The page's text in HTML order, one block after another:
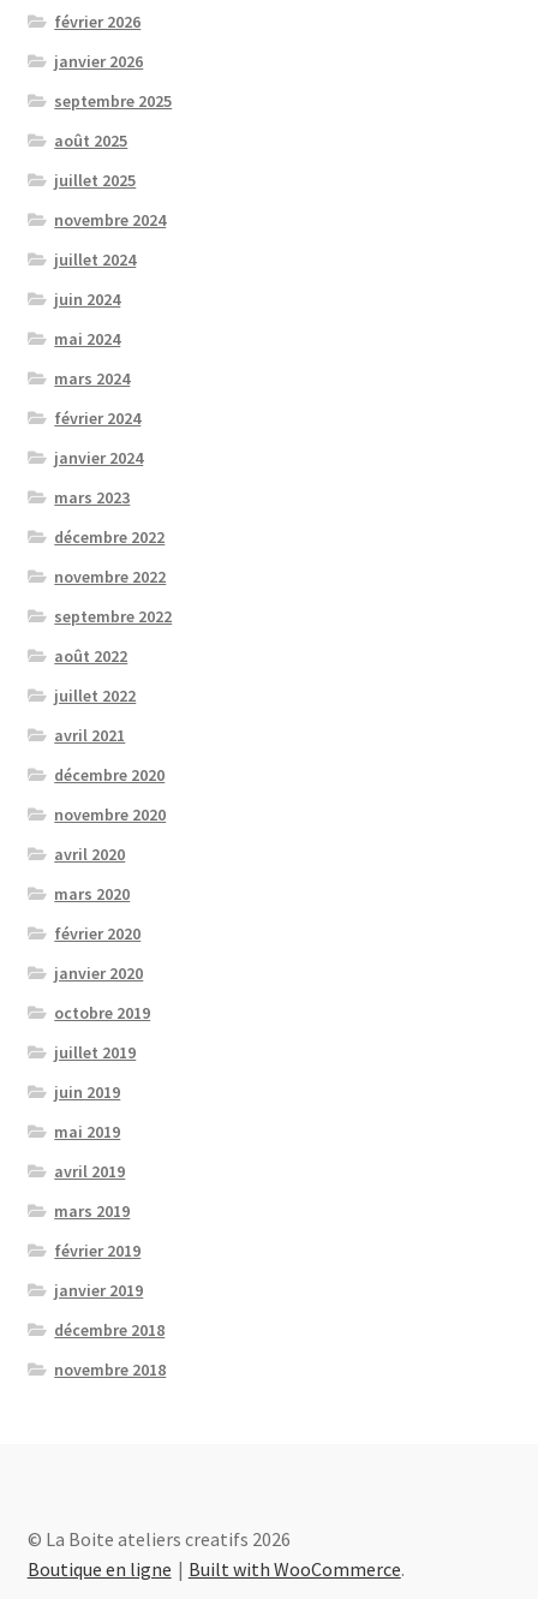
février 2026
janvier 2026
septembre 2025
août 2025
juillet 2025
novembre 2024
juillet 2024
juin 2024
mai 2024
mars 2024
février 2024
janvier 2024
mars 2023
décembre 2022
novembre 2022
septembre 2022
août 2022
juillet 2022
avril 2021
décembre 2020
novembre 2020
avril 2020
mars 2020
février 2020
janvier 2020
octobre 2019
juillet 2019
juin 2019
mai 2019
avril 2019
mars 2019
février 2019
janvier 2019
décembre 2018
novembre 2018
© La Boite ateliers creatifs 2026
Boutique en ligne
Built with WooCommerce.